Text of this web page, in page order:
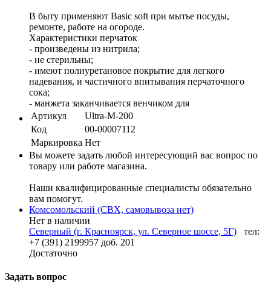
В быту применяют Basic soft при мытье посуды,
ремонте, работе на огороде.
Характеристики перчаток
- произведены из нитрила;
- не стерильны;
- имеют полиуретановое покрытие для легкого
надевания, и частичного впитывания перчаточного
сока;
- манжета заканчивается венчиком для
Артикул
Ultra-M-200
Код
00-00007112
Маркировка Нет
Вы можете задать любой интересующий вас вопрос по
товару или работе магазина.
Наши квалифицированные специалисты обязательно
вам помогут.
Комсомольский (СВХ, самовывоза нет)
Нет в наличии
Северный (г. Красноярск, ул. Северное шоссе, 5Г)
тел:
+7 (391) 2199957 доб. 201
Достаточно
Задать вопрос